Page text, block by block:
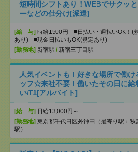
短時間シフトあり！WEBでサクッ
ーなどの仕分け[派遣]
[給 与] 時給1500円 ■日払い・週払いOK！(
あり) ■現金日払いもOK(規定あり)
[勤務地] 新宿駅 / 新宿三丁目駅
人気イベントも！好きな場所で働け
ッフ☆来社不要！働いたその日に給
い/T1[アルバイト]
[給 与] 日給13,000円～
[勤務地] 東京都千代田区外神田（最寄り駅：秋
駅）